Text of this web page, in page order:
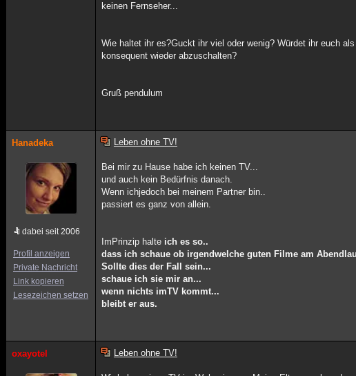
keinen Fernseher...
Wie haltet ihr es?Guckt ihr viel oder wenig? Würdet ihr euch
konsequent wieder abzuschalten?
Gruß pendulum
Hanadeka
dabei seit 2006
Profil anzeigen
Private Nachricht
Link kopieren
Lesezeichen setzen
Leben ohne TV!
Bei mir zu Hause habe ich keinen TV...
und auch kein Bedürfnis danach.
Wenn ichjedoch bei meinem Partner bin..
passiert es ganz von allein.
ImPrinzip halte ich es so..
dass ich schaue ob irgendwelche guten Filme am
Sollte dies der Fall sein...
schaue ich sie mir an...
wenn nichts imTV kommt...
bleibt er aus.
oxayotel Leben ohne TV!